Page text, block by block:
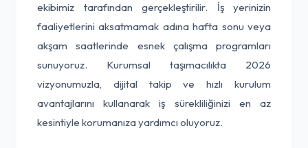
ekibimiz tarafından gerçekleştirilir. İş yerinizin
faaliyetlerini aksatmamak adına hafta sonu veya
akşam saatlerinde esnek çalışma programları
sunuyoruz. Kurumsal taşımacılıkta 2026
vizyonumuzla, dijital takip ve hızlı kurulum
avantajlarını kullanarak iş sürekliliğinizi en az
kesintiyle korumanıza yardımcı oluyoruz.